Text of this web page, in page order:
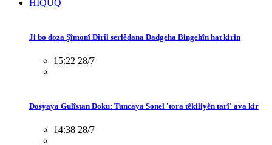
HIQÛQ
Ji bo doza Şîmonî Dîrîl serlêdana Dadgeha Bingehîn hat kirin
15:22 28/7
Dosyaya Gulîstan Doku: Tuncaya Sonel 'tora têkiliyên tarî' ava kir
14:38 28/7